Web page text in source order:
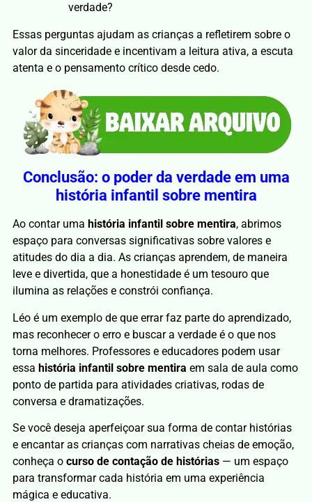
verdade?
Essas perguntas ajudam as crianças a refletirem sobre o
valor da sinceridade e incentivam a leitura ativa, a escuta
atenta e o pensamento crítico desde cedo.
Conclusão: o poder da verdade em uma
história infantil sobre mentira
Ao contar uma história infantil sobre mentira, abrimos
espaço para conversas significativas sobre valores e
atitudes do dia a dia. As crianças aprendem, de maneira
leve e divertida, que a honestidade é um tesouro que
ilumina as relações e constrói confiança.
Léo é um exemplo de que errar faz parte do aprendizado,
mas reconhecer o erro e buscar a verdade é o que nos
torna melhores. Professores e educadores podem usar
essa história infantil sobre mentira em sala de aula como
ponto de partida para atividades criativas, rodas de
conversa e dramatizações.
Se você deseja aperfeiçoar sua forma de contar histórias
e encantar as crianças com narrativas cheias de emoção,
conheça o curso de contação de histórias — um espaço
para transformar cada história em uma experiência
mágica e educativa.